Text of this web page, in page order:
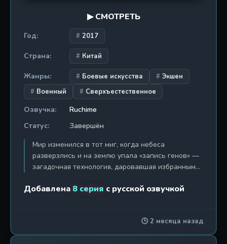
▶ СМОТРЕТЬ
Год: 2017
Страна: Китай
Жанры: Боевые искусства
Экшен
Военный
Сверхъестественное
Озвучка:
Ruchime
Статус:
Завершён
Мир изменился в тот миг, когда небеса
разверзлись и на землю упала «запись генов» —
загадочная технология, даровавшая избранным
раскрыть генетический замок, обрели
— «агентами». Элита среди них получила имя, от
которого враги впадали в трепет: «бог стрельбы».
Добавлена 8 серия с русской озвучкой
🕒 2 месяца назад